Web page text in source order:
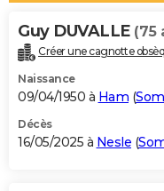
Alimentation
Guide de la santé
Maladies
Médicaments
Sommeil
VOYAGE
Destinations
City break
Voyage nature
Voyage de noces
Forum
Climat
+PHOTO
GUIDES D'ACHAT
BONS PLANS
Guy DUVALLE (75
Créer une cagnotte
Naissance
09/04/1950 à Ham (
Décès
16/05/2025 à Nesle (